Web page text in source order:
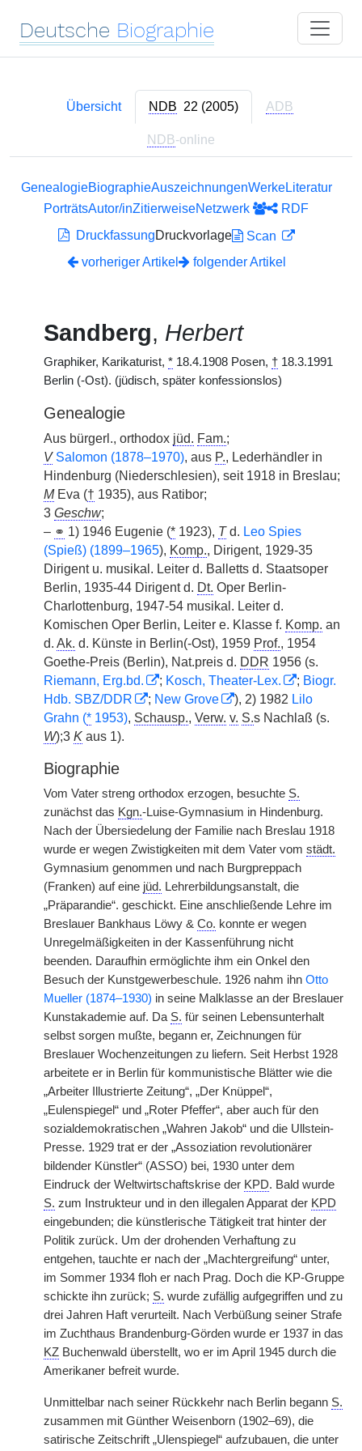
Deutsche Biographie
Übersicht NDB 22 (2005) ADB
NDB-online
GenealogieBiographieAuszeichnungenWerkeLiteratur
PorträtsAutor/inZitierweiseNetzwerk
RDF
DruckfassungDruckvorlage
Scan
vorheriger Artikel
folgender Artikel
Sandberg, Herbert
Graphiker, Karikaturist, * 18.4.1908 Posen, † 18.3.1991
Berlin (-Ost). (jüdisch, später konfessionslos)
Genealogie
Aus bürgerl., orthodox jüd. Fam.;
V Salomon (1878–1970), aus P., Lederhändler in
Hindenburg (Niederschlesien), seit 1918 in Breslau;
MEva († 1935), aus Ratibor;
3 Geschw;
– ⚭ 1) 1946 Eugenie (* 1923), Td. Leo Spies
(Spieß) (1899–1965), Komp., Dirigent, 1929-35
Dirigent u. musikal. Leiter d. Balletts d. Staatsoper
Berlin, 1935-44 Dirigent d. Dt. Oper Berlin-
Charlottenburg, 1947-54 musikal. Leiter d.
Komischen Oper Berlin, Leiter e. Klasse f. Komp. an
d. Ak. d. Künste in Berlin(-Ost), 1959 Prof., 1954
Goethe-Preis (Berlin), Nat.preis d. DDR 1956 (s.
Riemann, Erg.bd.
; Kosch, Theater-Lex. ; Biogr.
Hdb. SBZ/DDR
; New Grove ), 2) 1982 Lilo
Grahn (* 1953), Schausp., Verw. v. S.s Nachlaß (s.
W);3 K aus 1).
Biographie
Vom Vater streng orthodox erzogen, besuchte S.
zunächst das Kgn.-Luise-Gymnasium in Hindenburg.
Nach der Übersiedelung der Familie nach Breslau 1918
wurde er wegen Zwistigkeiten mit dem Vater vom städt.
Gymnasium genommen und nach Burgpreppach
(Franken) auf eine jüd. Lehrerbildungsanstalt, die
„Präparandie“. geschickt. Eine anschließende Lehre im
Breslauer Bankhaus Löwy & Co. konnte er wegen
Unregelmäßigkeiten in der Kassenführung nicht
beenden. Daraufhin ermöglichte ihm ein Onkel den
Besuch der Kunstgewerbeschule. 1926 nahm ihn Otto
Mueller (1874–1930) in seine Malklasse an der Breslauer
Kunstakademie auf. Da S. für seinen Lebensunterhalt
selbst sorgen mußte, begann er, Zeichnungen für
Breslauer Wochenzeitungen zu liefern. Seit Herbst 1928
arbeitete er in Berlin für kommunistische Blätter wie die
„Arbeiter Illustrierte Zeitung“, „Der Knüppel“,
„Eulenspiegel“ und „Roter Pfeffer“, aber auch für den
sozialdemokratischen „Wahren Jakob“ und die Ullstein-
Presse. 1929 trat er der „Assoziation revolutionärer
bildender Künstler“ (ASSO) bei, 1930 unter dem
Eindruck der Weltwirtschaftskrise der KPD. Bald wurde
S. zum Instrukteur und in den illegalen Apparat der KPD
eingebunden; die künstlerische Tätigkeit trat hinter der
Politik zurück. Um der drohenden Verhaftung zu
entgehen, tauchte er nach der „Machtergreifung“ unter,
im Sommer 1934 floh er nach Prag. Doch die KP-Gruppe
schickte ihn zurück; S. wurde zufällig aufgegriffen und zu
drei Jahren Haft verurteilt. Nach Verbüßung seiner Strafe
im Zuchthaus Brandenburg-Görden wurde er 1937 in das
KZ Buchenwald überstellt, wo er im April 1945 durch die
Amerikaner befreit wurde.
Unmittelbar nach seiner Rückkehr nach Berlin begann S.
zusammen mit Günther Weisenborn (1902–69), die
satirische Zeitschrift „Ulenspiegel“ aufzubauen, die unter